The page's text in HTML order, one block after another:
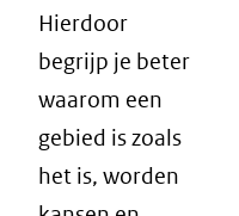
Hierdoor
begrijp je beter
waarom een
gebied is zoals
het is, worden